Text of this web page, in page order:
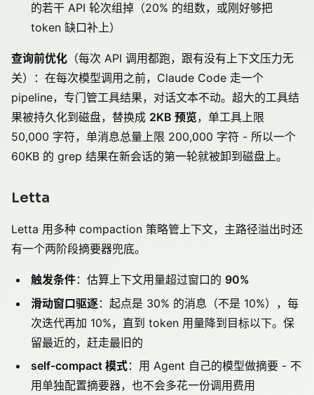
的若干 API 轮次组掉（20% 的组数，或刚好够把
token 缺口补上）
查询前优化 （每次 API 调用都跑，跟有没有上下文压力无
关）：在每次模型调用之前，Claude Code 走一个
pipeline，专门管工具结果，对话文本不动。超大的工具结
果被持久化到磁盘，替换成 2KB 预览，单工具上限
50,000 字符，单消息总量上限 200,000 字符 - 所以一个
60KB 的 grep 结果在新会话的第一轮就被卸到磁盘上。
Letta
Letta 用多种 compaction 策略管上下文，主路径溢出时还
有一个两阶段摘要器兜底。
触发条件：估算上下文用量超过窗口的 90%
滑动窗口驱逐：起点是 30% 的消息（不是 10%），每
次迭代再加 10%，直到 token 用量降到目标以下。保
留最近的，赶走最旧的
self-compact 模式：用 Agent 自己的模型做摘要 - 不
用单独配置摘要器，也不会多花一份调用费用